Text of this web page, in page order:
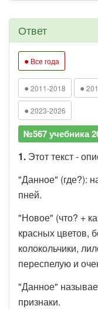
Ответ
● Все года
● 2011-2018 ●
● 2023-2026
№567 учебника
1. Этот текст -
"Данное" (где?):
пней.
"Новое" (что? +
красных цветов,
колокольчики,
переспелую и
"Данное"
признаки.